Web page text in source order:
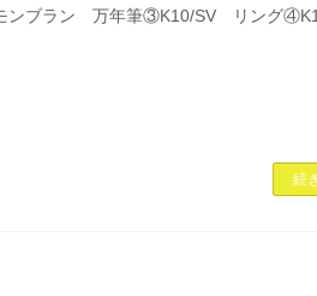
ブラン 万年筆③K10/SV リング
続